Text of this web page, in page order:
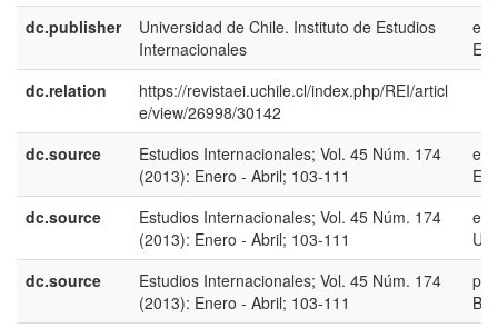
dc.publisher
Universidad de Chile. Instituto de Estudios
Internacionales
es-
ES
dc.relation
https://revistaei.uchile.cl/index.php/REI/articl
e/view/26998/30142
dc.source
Estudios Internacionales; Vol. 45 Núm. 174
(2013): Enero - Abril; 103-111
es-
ES
dc.source
Estudios Internacionales; Vol. 45 Núm. 174
(2013): Enero - Abril; 103-111
en-
US
dc.source
Estudios Internacionales; Vol. 45 Núm. 174
(2013): Enero - Abril; 103-111
pt-
BR